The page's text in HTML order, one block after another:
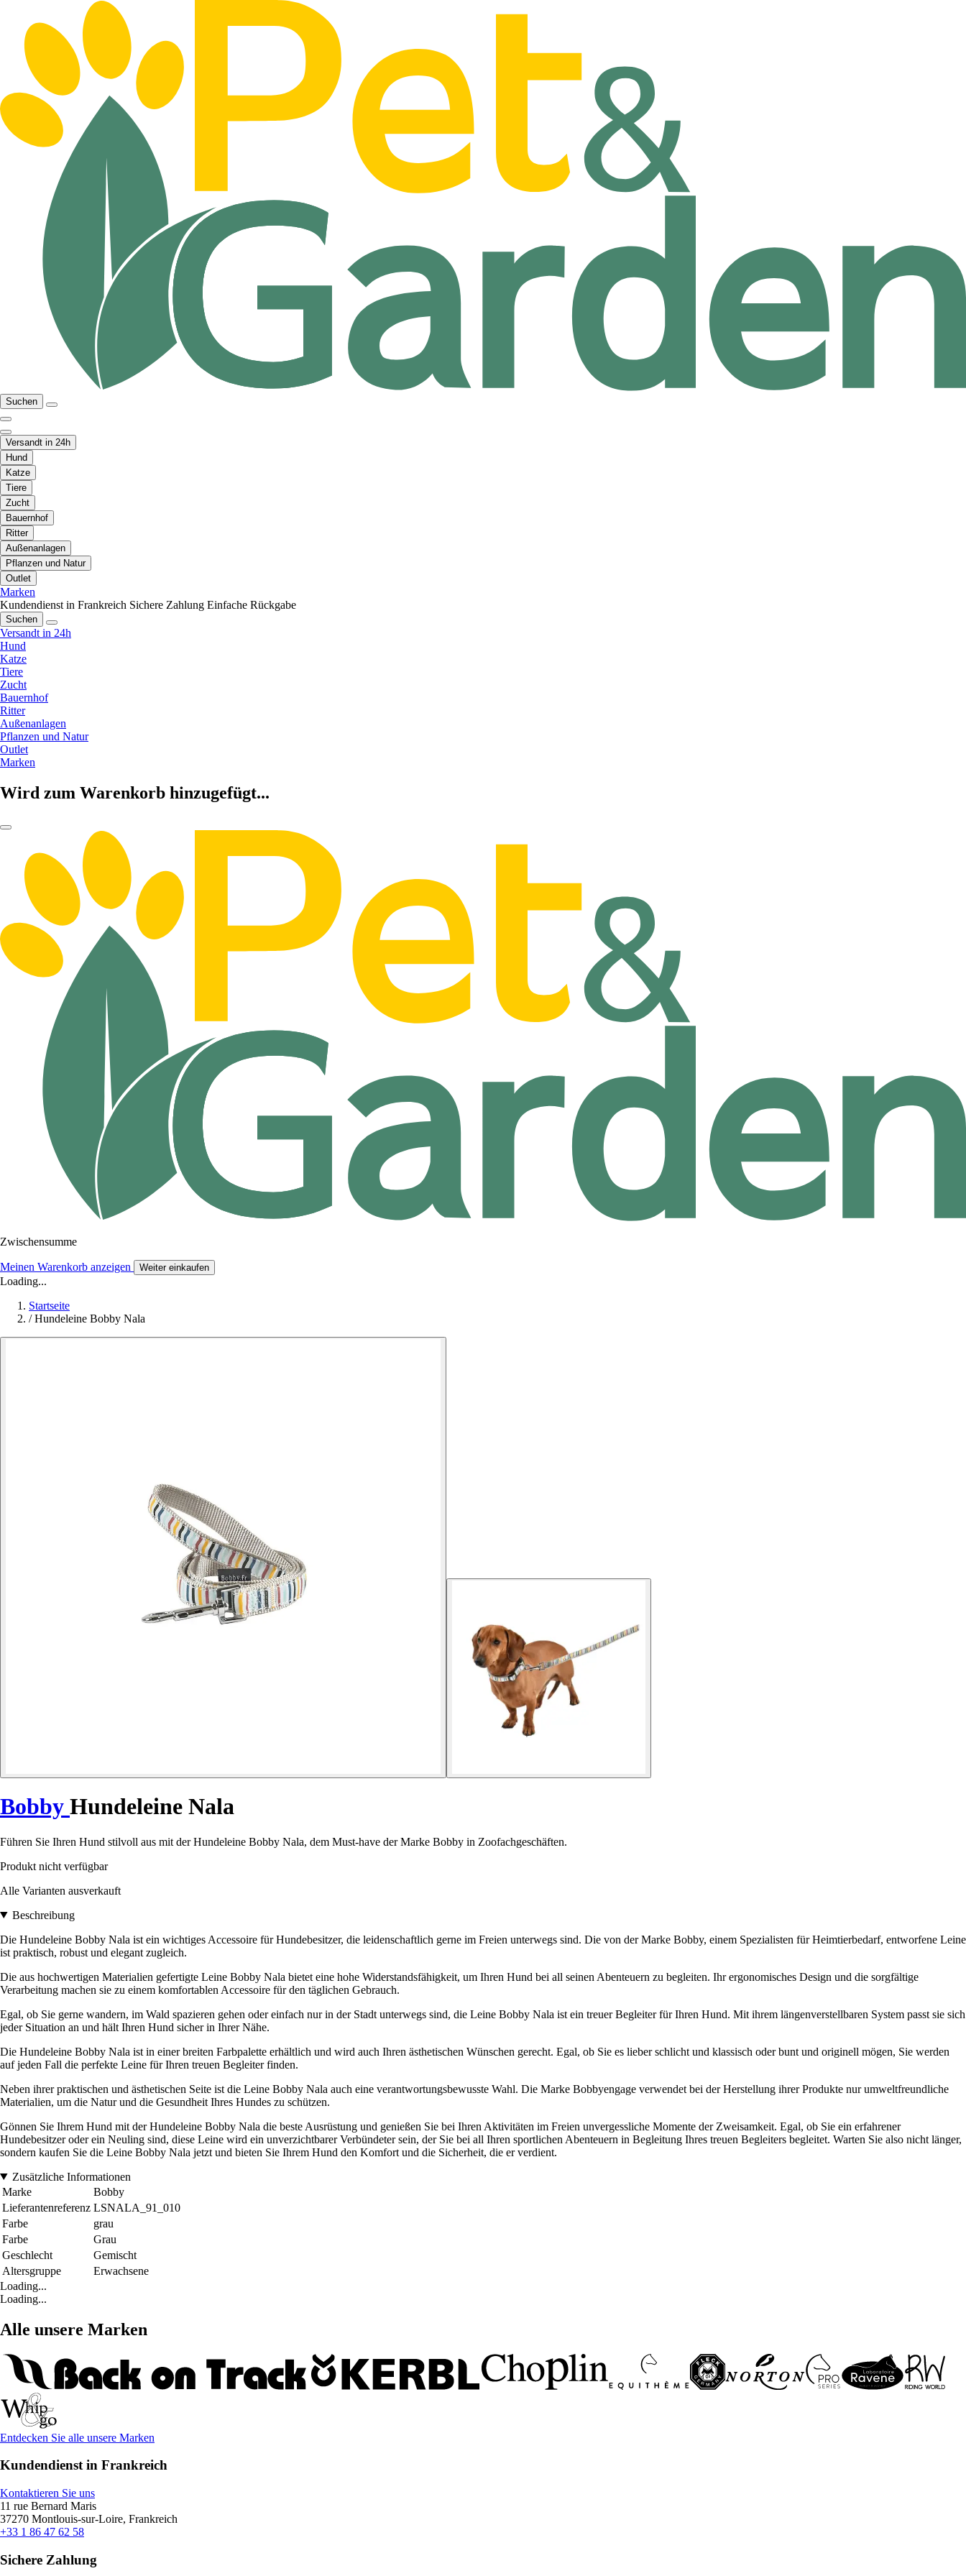
Suchen
Versandt in 24h
Hund
Katze
Tiere
Zucht
Bauernhof
Ritter
Außenanlagen
Pflanzen und Natur
Outlet
Marken
Kundendienst in Frankreich Sichere Zahlung Einfache Rückgabe
Suchen
Versandt in 24h
Hund
Katze
Tiere
Zucht
Bauernhof
Ritter
Außenanlagen
Pflanzen und Natur
Outlet
Marken
Wird zum Warenkorb hinzugefügt...
Zwischensumme
Meinen Warenkorb anzeigen Weiter einkaufen
Loading...
Startseite
/ Hundeleine Bobby Nala
Bobby Hundeleine Nala
Führen Sie Ihren Hund stilvoll aus mit der Hundeleine Bobby Nala, dem Must-have der Marke Bobby in Zoofachgeschäften.
Produkt nicht verfügbar
Alle Varianten ausverkauft
Beschreibung
Die Hundeleine Bobby Nala ist ein wichtiges Accessoire für Hundebesitzer, die leidenschaftlich gerne im Freien unterwegs sind. Die von der Marke Bobby, einem Spezialisten für Heimtierbedarf, entworfene Leine
ist praktisch, robust und elegant zugleich.
Die aus hochwertigen Materialien gefertigte Leine Bobby Nala bietet eine hohe Widerstandsfähigkeit, um Ihren Hund bei all seinen Abenteuern zu begleiten. Ihr ergonomisches Design und die sorgfältige
Verarbeitung machen sie zu einem komfortablen Accessoire für den täglichen Gebrauch.
Egal, ob Sie gerne wandern, im Wald spazieren gehen oder einfach nur in der Stadt unterwegs sind, die Leine Bobby Nala ist ein treuer Begleiter für Ihren Hund. Mit ihrem längenverstellbaren System passt sie sich
jeder Situation an und hält Ihren Hund sicher in Ihrer Nähe.
Die Hundeleine Bobby Nala ist in einer breiten Farbpalette erhältlich und wird auch Ihren ästhetischen Wünschen gerecht. Egal, ob Sie es lieber schlicht und klassisch oder bunt und originell mögen, Sie werden
auf jeden Fall die perfekte Leine für Ihren treuen Begleiter finden.
Neben ihrer praktischen und ästhetischen Seite ist die Leine Bobby Nala auch eine verantwortungsbewusste Wahl. Die Marke Bobbyengage verwendet bei der Herstellung ihrer Produkte nur umweltfreundliche
Materialien, um die Natur und die Gesundheit Ihres Hundes zu schützen.
Gönnen Sie Ihrem Hund mit der Hundeleine Bobby Nala die beste Ausrüstung und genießen Sie bei Ihren Aktivitäten im Freien unvergessliche Momente der Zweisamkeit. Egal, ob Sie ein erfahrener
Hundebesitzer oder ein Neuling sind, diese Leine wird ein unverzichtbarer Verbündeter sein, der Sie bei all Ihren sportlichen Abenteuern in Begleitung Ihres treuen Begleiters begleitet. Warten Sie also nicht länger,
sondern kaufen Sie die Leine Bobby Nala jetzt und bieten Sie Ihrem Hund den Komfort und die Sicherheit, die er verdient.
Zusätzliche Informationen
Marke
Bobby
Lieferantenreferenz LSNALA_91_010
Farbe
grau
Farbe
Grau
Geschlecht
Gemischt
Altersgruppe
Erwachsene
Loading...
Loading...
Alle unsere Marken
Entdecken Sie alle unsere Marken
Kundendienst in Frankreich
Kontaktieren Sie uns
11 rue Bernard Maris
37270 Montlouis-sur-Loire, Frankreich
+33 1 86 47 62 58
Sichere Zahlung